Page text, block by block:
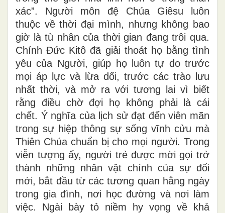
xác”. Người môn đệ Chúa Giêsu luôn
thuộc về thời đại mình, nhưng không bao
giờ là tù nhân của thời gian đang trôi qua.
Chính Đức Kitô đã giải thoát họ bằng tình
yêu của Người, giúp họ luôn tự do trước
mọi áp lực và lừa dối, trước các trào lưu
nhất thời, và mở ra với tương lai vì biết
rằng điều chờ đợi họ không phải là cái
chết. Ý nghĩa của lịch sử đạt đến viên mãn
trong sự hiệp thông sự sống vĩnh cửu mà
Thiên Chúa chuẩn bị cho mọi người. Trong
viễn tượng ấy, người trẻ được mời gọi trở
thành những nhân vật chính của sự đổi
mới, bắt đầu từ các tương quan hằng ngày
trong gia đình, nơi học đường và nơi làm
việc. Ngài bày tỏ niềm hy vọng về khả